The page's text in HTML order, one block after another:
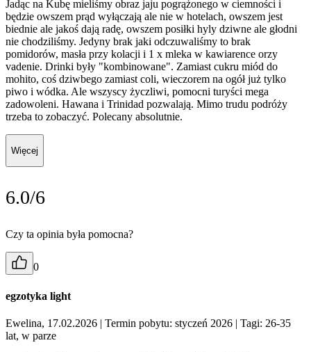
Jadąc na Kubę mieliśmy obraz jaju pogrążonego w ciemności i
będzie owszem prąd wyłączają ale nie w hotelach, owszem jest
biednie ale jakoś dają radę, owszem posiłki hyly dziwne ale głodni
nie chodziliśmy. Jedyny brak jaki odczuwaliśmy to brak
pomidorów, masła przy kolacji i 1 x mleka w kawiarence orzy
vadenie. Drinki były "kombinowane". Zamiast cukru miód do
mohito, coś dziwbego zamiast coli, wieczorem na ogół już tylko
piwo i wódka. Ale wszyscy życzliwi, pomocni turyści mega
zadowoleni. Hawana i Trinidad pozwalają. Mimo trudu podróży
trzeba to zobaczyć. Polecany absolutnie.
Więcej
6.0/6
Czy ta opinia była pomocna?
0
egzotyka light
Ewelina, 17.02.2026 | Termin pobytu: styczeń 2026 | Tagi: 26-35
lat, w parze